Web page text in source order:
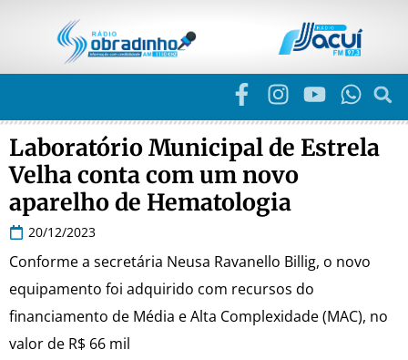
Laboratório Municipal de Estrela
Velha conta com um novo
aparelho de Hematologia
20/12/2023
Conforme a secretária Neusa Ravanello Billig, o novo
equipamento foi adquirido com recursos do
financiamento de Média e Alta Complexidade (MAC), no
valor de R$ 66 mil